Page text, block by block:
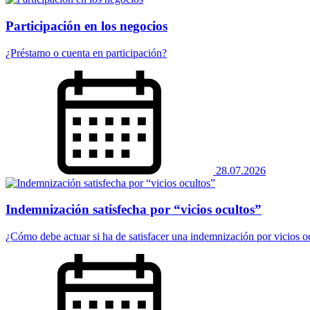
Participación en los negocios
¿Préstamo o cuenta en participación?
28.07.2026
Indemnización satisfecha por “vicios ocultos”
¿Cómo debe actuar si ha de satisfacer una indemnización por vicios